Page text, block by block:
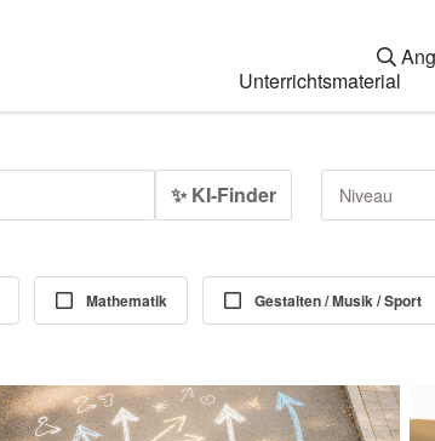
Unterrichtsmaterial
✨ KI-Finder Niveau
Mathematik Gestalten / Musik / Sport